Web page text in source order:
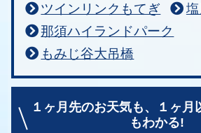
ツインリンクもてぎ
那須ハイランドパーク
もみじ谷大吊橋
１ヶ月先のお天気も、
１ヶ月
もわかる!